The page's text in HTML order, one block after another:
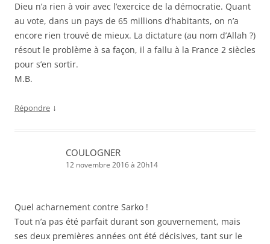
Dieu n’a rien à voir avec l’exercice de la démocratie. Quant
au vote, dans un pays de 65 millions d’habitants, on n’a
encore rien trouvé de mieux. La dictature (au nom d’Allah ?)
résout le problème à sa façon, il a fallu à la France 2 siècles
pour s’en sortir.
M.B.
Répondre ↓
COULOGNER
12 novembre 2016 à 20h14
Quel acharnement contre Sarko !
Tout n’a pas été parfait durant son gouvernement, mais
ses deux premières années ont été décisives, tant sur le